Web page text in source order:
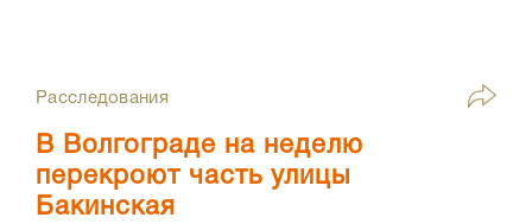
Расследования
В Волгограде на неделю
перекроют часть улицы
Бакинская